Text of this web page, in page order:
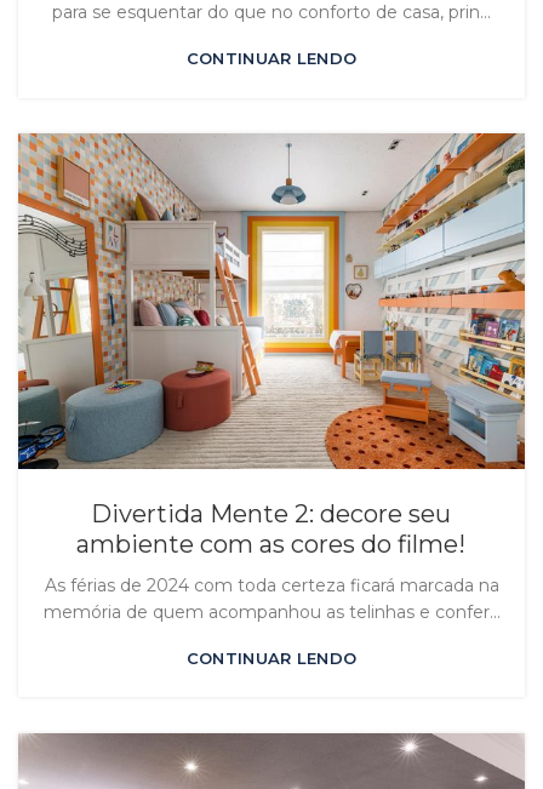
para se esquentar do que no conforto de casa, prin...
CONTINUAR LENDO
Divertida Mente 2: decore seu
ambiente com as cores do filme!
As férias de 2024 com toda certeza ficará marcada na
memória de quem acompanhou as telinhas e confer...
CONTINUAR LENDO